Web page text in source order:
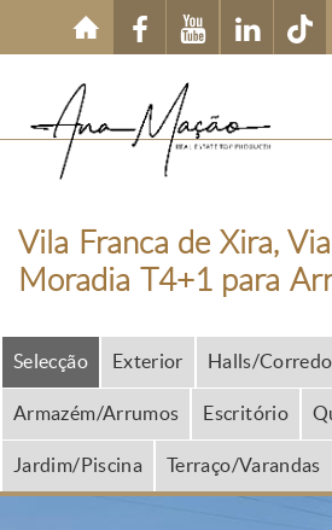
Passar para o conteúdo principal
Vila Franca de Xira,
Moradia T4+1 para
Selecção Exterior Halls/
Armazém/Arrumos Escritório
Jardim/Piscina Terraço/Varandas